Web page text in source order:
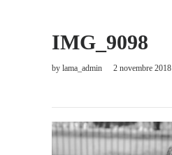
IMG_9098
by lama_admin
2 novembre 2018